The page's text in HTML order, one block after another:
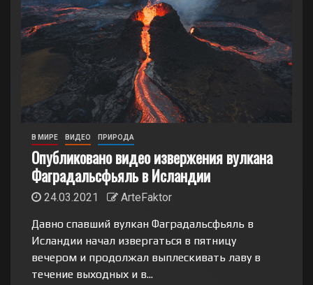
В МИРЕ ВИДЕО ПРИРОДА
Опубликовано видео извержения вулкана
Фаградальсфьяль в Исландии
24.03.2021
ArteFaktor
Давно спавший вулкан Фаградальсфьяль в
Исландии начал извергаться в пятницу
вечером и продолжал выплескивать лаву в
течение выходных и в...